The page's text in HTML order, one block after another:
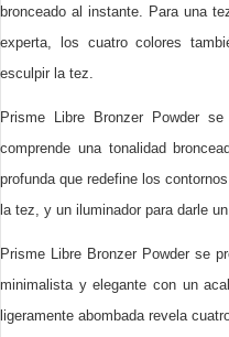
bronceado al instante. Para una
experta, los cuatro colores
esculpir la tez.
Prisme Libre Bronzer Powder
comprende una tonalidad
profunda que redefine los
la tez, y un iluminador para darle
Prisme Libre Bronzer Powder se
minimalista y elegante con un
ligeramente abombada revela